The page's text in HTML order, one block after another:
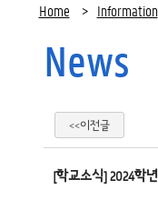
Home > Information
News
<<이전글
[학교소식] 2024학